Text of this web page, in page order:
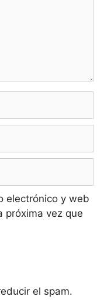
electrónico y web
próxima vez que
el spam.